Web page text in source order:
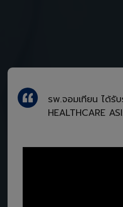
รพ.จอมเทียน ได้รั
HEALTHCARE